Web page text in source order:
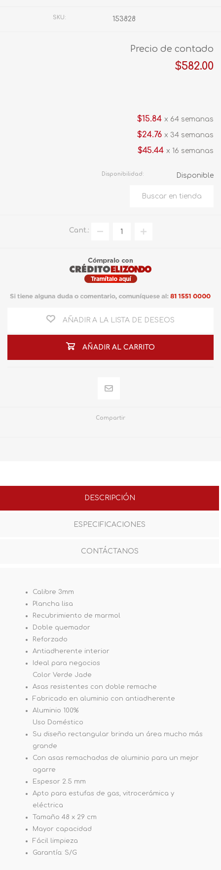
SKU: 153828
Precio de contado
$582.00
$15.84 x 64 semanas
$24.76 x 34 semanas
$45.44 x 16 semanas
Disponibilidad: Disponible
Cant.:
AÑADIR A LA LISTA DE DESEOS
AÑADIR AL CARRITO
Compartir
DESCRIPCIÓN
ESPECIFICACIONES
CONTÁCTANOS
Calibre 3mm
Plancha lisa
Recubrimiento de marmol
Doble quemador
Reforzado
Antiadherente interior
Ideal para negocios
Color Verde Jade
Asas resistentes con doble remache
Fabricado en aluminio con antiadherente
Aluminio 100%
Uso Doméstico
Su diseño rectangular brinda un área mucho más
grande
Con asas remachadas de aluminio para un mejor
agarre
Espesor 2.5 mm
Apto para estufas de gas, vitrocerámica y
eléctrica
Tamaño 48 x 29 cm
Mayor capacidad
Fácil limpieza
Garantía: S/G